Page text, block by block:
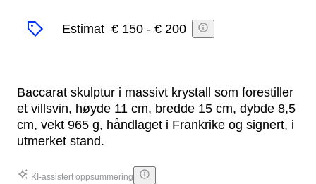
Estimat € 150 - € 200
Baccarat skulptur i massivt krystall som forestiller
et villsvin, høyde 11 cm, bredde 15 cm, dybde 8,5
cm, vekt 965 g, håndlaget i Frankrike og signert, i
utmerket stand.
KI-assistert oppsummering